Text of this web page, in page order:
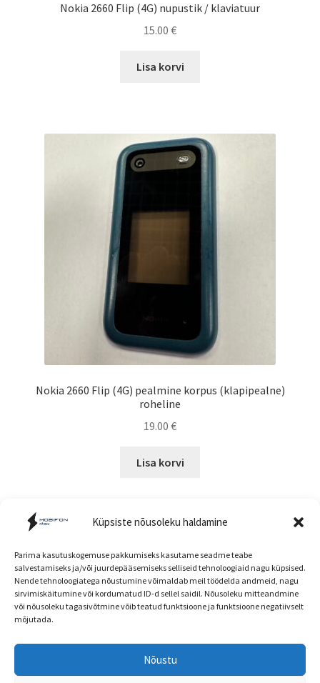
Küpsiste nõusoleku haldamine
Parima kasutuskogemuse pakkumiseks kasutame seadme teabe
salvestamiseks ja/või juurdepääsemiseks selliseid tehnoloogiaid nagu küpsised.
Nende tehnoloogiatega nõustumine võimaldab meil töödelda andmeid, nagu
sirvimiskäitumine või kordumatud ID-d sellel saidil. Nõusoleku mitteandmine
või nõusoleku tagasivõtmine võib teatud funktsioone ja funktsioone negatiivselt
mõjutada.
Nõustu
Nokia 2660 Flip (4G) nupustik / klaviatuur
15.00 €
Lisa korvi
Nokia 2660 Flip (4G) pealmine korpus (klapipealne)
roheline
19.00 €
Lisa korvi
Müügitingimused
© mobifon.ee 2026